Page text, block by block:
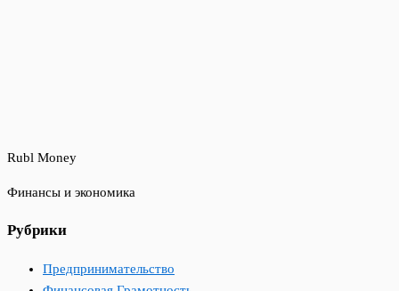
Rubl Money
Финансы и экономика
Рубрики
Предпринимательство